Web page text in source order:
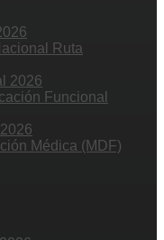
Ruta
2026
Funcional
Médica (MDF)